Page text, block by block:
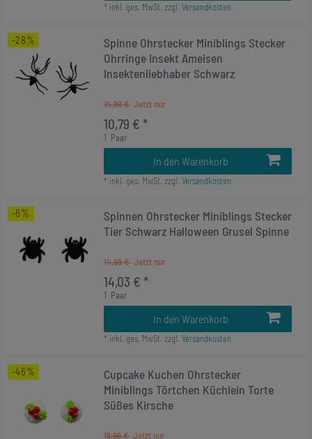
* inkl. ges. MwSt. zzgl. Versandkosten
-28%
Spinne Ohrstecker Miniblings Stecker
Ohrringe Insekt Ameisen
Insektenliebhaber Schwarz
14,99 €
10,79 € *
1 Paar
In den Warenkorb
* inkl. ges. MwSt. zzgl. Versandkosten
-6%
Spinnen Ohrstecker Miniblings Stecker
Tier Schwarz Halloween Grusel Spinne
14,99 €
14,03 € *
1 Paar
In den Warenkorb
* inkl. ges. MwSt. zzgl. Versandkosten
-46%
Cupcake Kuchen Ohrstecker
Miniblings Törtchen Küchlein Torte
Süßes Kirsche
19,99 €